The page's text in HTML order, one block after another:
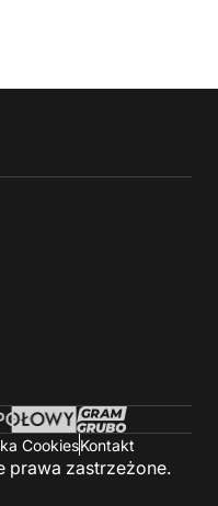
CookiesKontakt
prawa zastrzeżone.